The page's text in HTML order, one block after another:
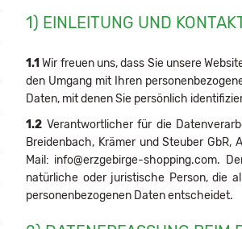
1) EINLEITUNG UND
1.1 Wir freuen uns, dass Sie unsere
den Umgang mit Ihren
Daten, mit denen Sie persönlich
1.2 Verantwortlicher für die
Breidenbach, Krämer und Steuber GbR,
Mail: info@erzgebirge-shopping.com.
natürliche oder juristische Person, die
personenbezogenen Daten entscheidet.